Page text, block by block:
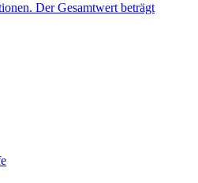
Der Gesamtwert beträgt